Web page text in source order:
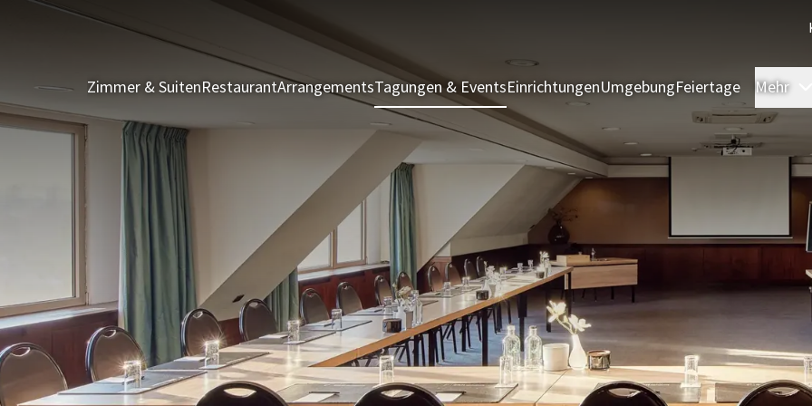
Zimmer & SuitenRestaurantArrangementsTagungen & EventsEinrichtungenUmgebungFeiertage Mehr